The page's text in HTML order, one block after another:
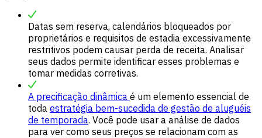
Datas sem reserva, calendários bloqueados por
proprietários e requisitos de estadia excessivamente
restritivos podem causar perda de receita. Analisar
seus dados permite identificar esses problemas e
tomar medidas corretivas.
A precificação dinâmica é um elemento essencial de
toda estratégia bem-sucedida de gestão de aluguéis
de temporada. Você pode usar a análise de dados
para ver como seus preços se relacionam com as